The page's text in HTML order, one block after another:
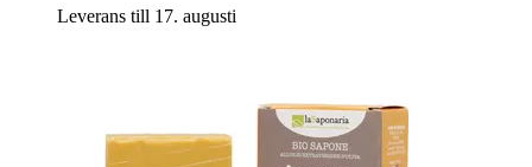
Leverans till 17. augusti